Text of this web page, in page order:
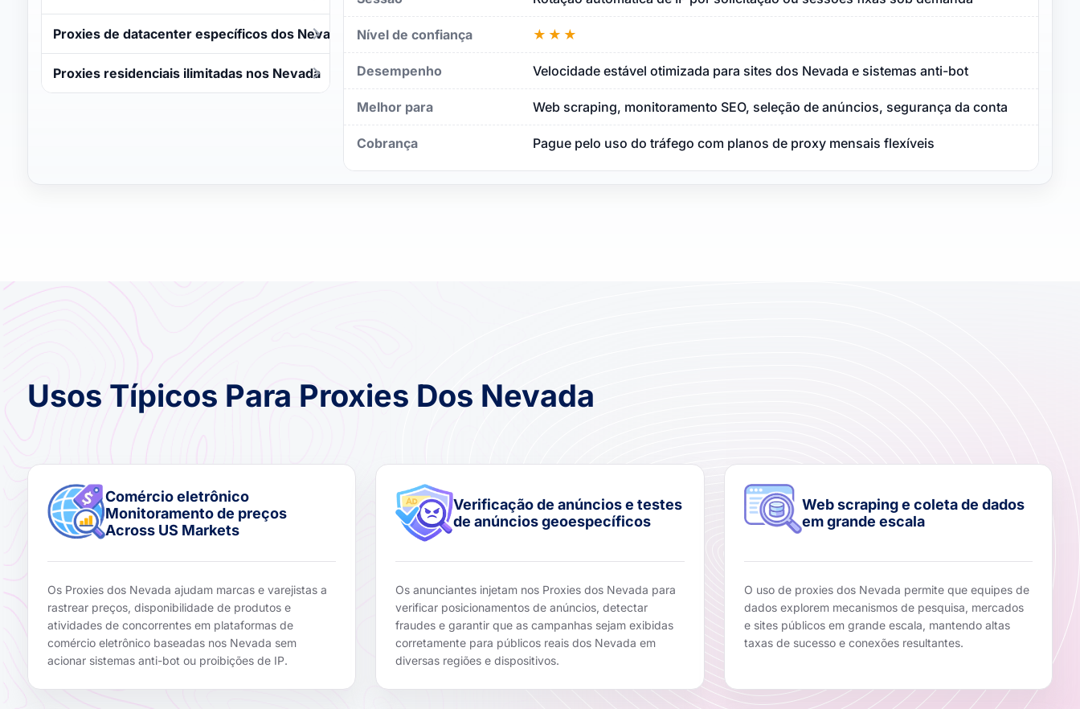
Proxies de datacenter específicos dos Nevada
Proxies residenciais ilimitadas nos Nevada
Nível de confiança ★★★
Desempenho Velocidade estável otimizada para sites dos Nevada e sistemas anti-bot
Melhor para Web scraping, monitoramento SEO, seleção de anúncios, segurança da conta
Cobrança Pague pelo uso do tráfego com planos de proxy mensais flexíveis
Usos Típicos Para Proxies Dos Nevada
Comércio eletrônico
Monitoramento de preços
Across US Markets
Os Proxies dos Nevada ajudam marcas e varejistas a
rastrear preços, disponibilidade de produtos e
atividades de concorrentes em plataformas de
comércio eletrônico baseadas nos Nevada sem
acionar sistemas anti-bot ou proibições de IP.
Verificação de anúncios e testes
de anúncios geoespecíficos
Os anunciantes injetam nos Proxies dos Nevada para
verificar posicionamentos de anúncios, detectar
fraudes e garantir que as campanhas sejam exibidas
corretamente para públicos reais dos Nevada em
diversas regiões e dispositivos.
Web scraping e coleta de dados
em grande escala
O uso de proxies dos Nevada permite que equipes de
dados explorem mecanismos de pesquisa, mercados
e sites públicos em grande escala, mantendo altas
taxas de sucesso e conexões resultantes.